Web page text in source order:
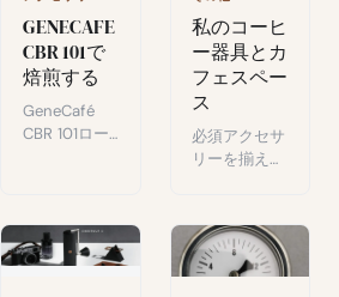
GENECAFE
CBR 101で
焙煎する
GeneCafé
CBR 101ロー
ーヒーの微妙
なアロマを引
き出す方法。
私のコーヒ
ー器具とカ
フェスペー
ス
必須アクセサ
リーを揃え
ロのバリスタ
に相応しい空
間に変えまし